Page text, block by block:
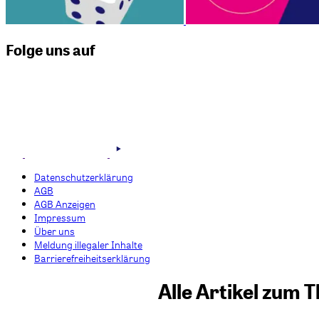
Folge uns auf
Datenschutzerklärung
AGB
AGB Anzeigen
Impressum
Über uns
Meldung illegaler Inhalte
Barrierefreiheitserklärung
Alle Artikel zum